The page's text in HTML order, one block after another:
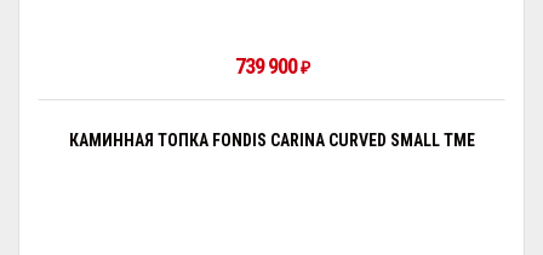
739 900₽
КАМИННАЯ ТОПКА FONDIS CARINA CURVED SMALL TME